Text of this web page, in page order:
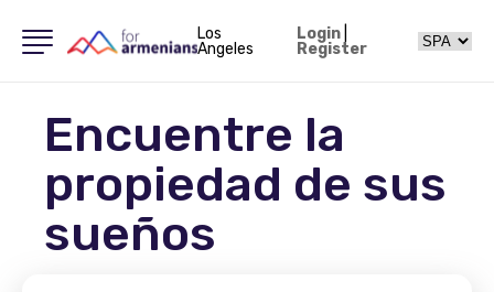
Los
Angeles
Login|
Register
Encuentre la
propiedad de sus
sueños